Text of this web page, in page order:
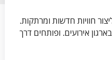
חוויות חדשות ומרתקות.
אירועים. ופותחים דרך